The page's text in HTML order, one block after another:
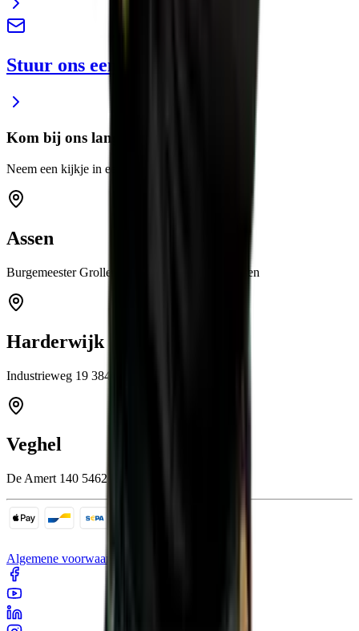
Stuur ons een e-mail
Kom bij ons langs
Neem een kijkje in een van onze showrooms
Assen
Burgemeester Grollemanweg 12a 9405 TN Assen
Harderwijk
Industrieweg 19 3846 BB Harderwijk
Veghel
De Amert 140 5462 GH Veghel
Algemene voorwaarden